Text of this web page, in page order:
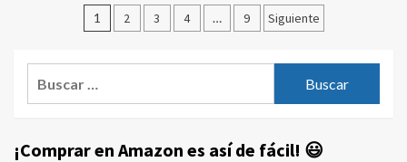
Paginación
entradas
1 2 3 4 … 9 Siguiente
¡Comprar en Amazon es así de fácil! 😃